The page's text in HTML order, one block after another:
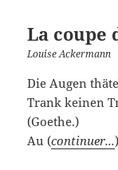
La coupe
Louise Ackermann
Die Augen
Trank keinen
(Goethe.)
Au (continuer...)